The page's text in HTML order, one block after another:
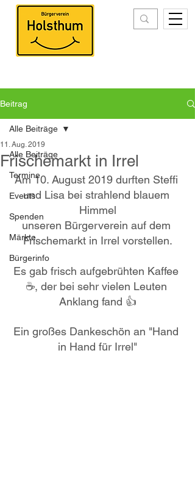
Beitrag
Alle Beiträge
Termine
Events
Spenden
Märkte
Bürgerinfo
Alle Beiträge
Frischemarkt in Irrel
11. Aug. 2019
Am 10. August 2019 durften Steffi
und Lisa bei strahlend blauem
Himmel
unseren Bürgerverein auf dem
Frischemarkt in Irrel vorstellen.
Es gab frisch aufgebrühten Kaffee
☕, der bei sehr vielen Leuten
Anklang fand 👍
Ein großes Dankeschön an "Hand
in Hand für Irrel"